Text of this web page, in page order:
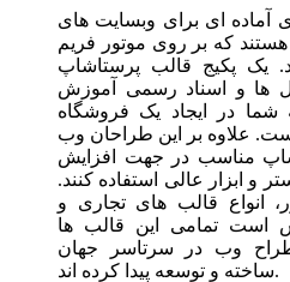
ای برای وبسایت های
که بر روی موتور فریم
یک پکیج قالب پرستاشاپ
ها و اسناد رسمی آموزش
در ایجاد یک فروشگاه
علاوه بر این طراحان وب
مناسب در جهت افزایش
ابزار عالی استفاده کنند.
انواع قالب های تجاری و
است تمامی این قالب ها
وب در سرتاسر جهان
ساخته و توسعه پیدا کرده اند.